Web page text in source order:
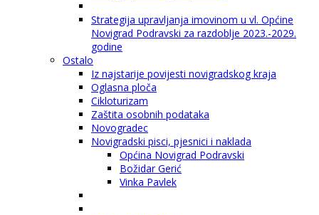
Strategija upravljanja imovinom u vl. Općine
Novigrad Podravski za razdoblje 2023.-2029.
godine
Ostalo
Iz najstarije povijesti novigradskog kraja
Oglasna ploča
Cikloturizam
Zaštita osobnih podataka
Novogradec
Novigradski pisci, pjesnici i naklada
Općina Novigrad Podravski
Božidar Gerić
Vinka Pavlek